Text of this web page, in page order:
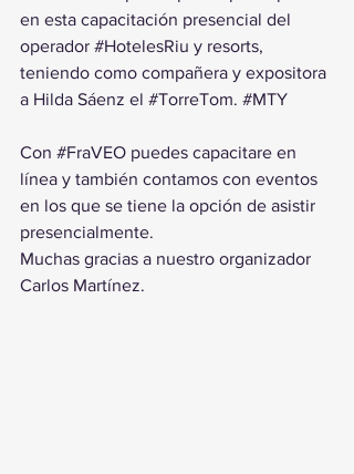
en esta capacitación presencial del
operador #HotelesRiu y resorts,
teniendo como compañera y expositora
a Hilda Sáenz el #TorreTom. #MTY
Con #FraVEO puedes capacitare en
línea y también contamos con eventos
en los que se tiene la opción de asistir
presencialmente.
Muchas gracias a nuestro organizador
Carlos Martínez.